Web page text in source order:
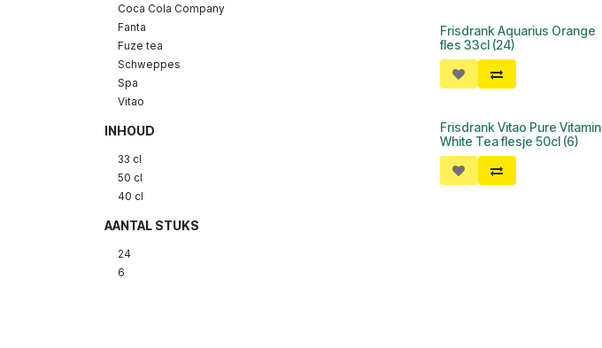
Coca Cola Company
Fanta
Fuze tea
Schweppes
Spa
Vitao
INHOUD
33 cl
50 cl
40 cl
AANTAL STUKS
24
6
Frisdrank Aquarius Orange
fles 33cl (24)
Frisdrank Vitao Pure Vitamin
White Tea flesje 50cl (6)